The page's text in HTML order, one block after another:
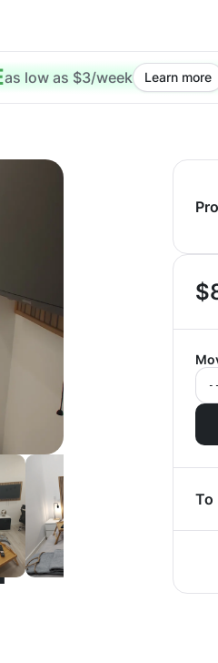
as low as $3/week Learn more
$
To